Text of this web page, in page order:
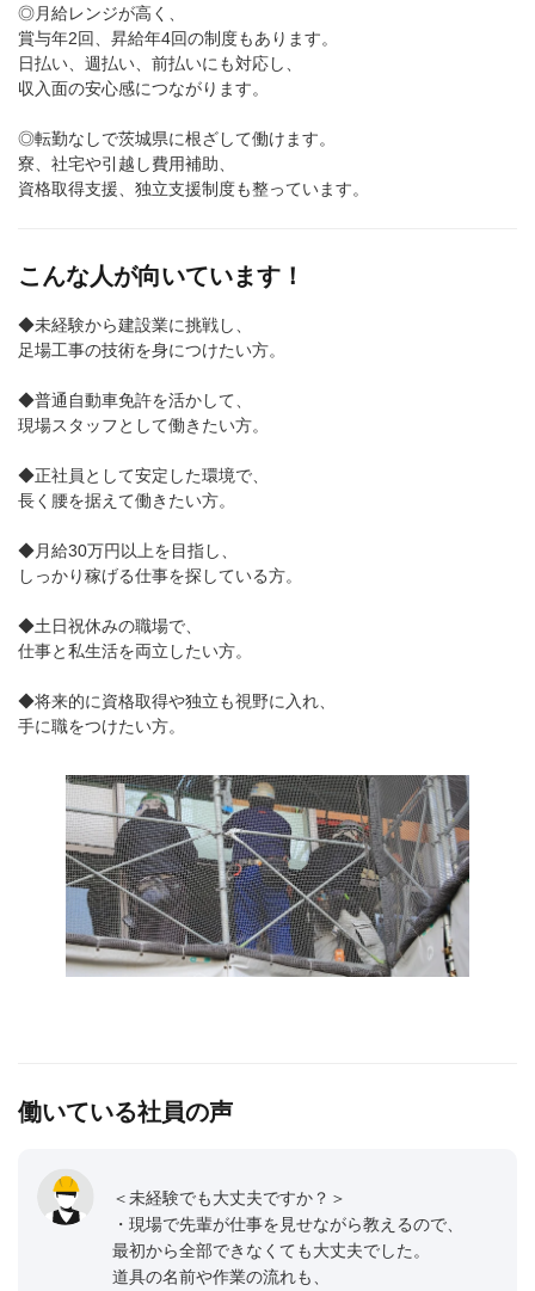
◎月給レンジが高く、
賞与年2回、昇給年4回の制度もあります。
日払い、週払い、前払いにも対応し、
収入面の安心感につながります。
◎転勤なしで茨城県に根ざして働けます。
寮、社宅や引越し費用補助、
資格取得支援、独立支援制度も整っています。
こんな人が向いています！
◆未経験から建設業に挑戦し、
足場工事の技術を身につけたい方。
◆普通自動車免許を活かして、
現場スタッフとして働きたい方。
◆正社員として安定した環境で、
長く腰を据えて働きたい方。
◆月給30万円以上を目指し、
しっかり稼げる仕事を探している方。
◆土日祝休みの職場で、
仕事と私生活を両立したい方。
◆将来的に資格取得や独立も視野に入れ、
手に職をつけたい方。
働いている社員の声
＜未経験でも大丈夫ですか？＞
・現場で先輩が仕事を見せながら教えるので、
最初から全部できなくても大丈夫でした。
道具の名前や作業の流れも、